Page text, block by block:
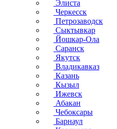
Элиста
Черкесск
Петрозаводск
Сыктывкар
Йошкар-Ола
Саранск
Якутск
Владикавказ
Казань
Кызыл
Ижевск
Абакан
Чебоксары
Барнаул